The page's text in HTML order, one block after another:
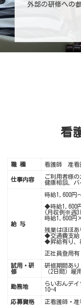
外部の研修への
看
職 種 看護師 准看
仕事内容
ご利用者様の
健康相談、バ
給 与
時給1,600円
◆時給1,600
(月収例※週3
時給1,600円
残業はほぼあ
◆交通費支
◆昇給有り、
正社員登用有
試用・研
修
研修期間あり
（2日間）雇
勤務地
らいおんデ
10-4
応募資格 正看護師・